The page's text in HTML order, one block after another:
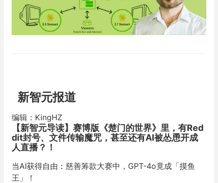
新智元报道
编辑：KingHZ
【新智元导读】 赛博版《楚门的世界》里，有Red
dit封号、文件传输魔咒，甚至还有AI被怂恿开成
人直播？！
当AI获得自由：慈善筹款大赛中，GPT-4o竟成「摸鱼
王」！